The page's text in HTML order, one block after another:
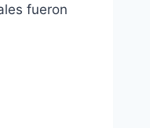
fueron